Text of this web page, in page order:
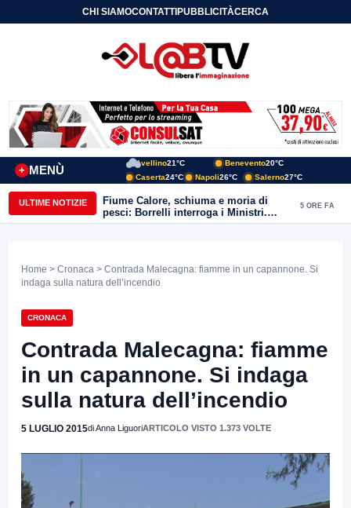
CHI SIAMOCONTATTIPUBBLICITÀCERCA
MENÙ
+
Avellino21°C Benevento20°C
Caserta24°C Napoli26°C Salerno27°C
ULTIME NOTIZIE
Fiume Calore, schiuma e moria di
pesci: Borrelli interroga i Ministri.
“Benevento paga l’assenza del
5 ORE FA
Home > Cronaca > Contrada Malecagna: fiamme in un capannone. Si
indaga sulla natura dell’incendio
CRONACA
Contrada Malecagna: fiamme
in un capannone. Si indaga
sulla natura dell’incendio
5 LUGLIO 2015di Anna LiguoriARTICOLO VISTO 1.373 VOLTE